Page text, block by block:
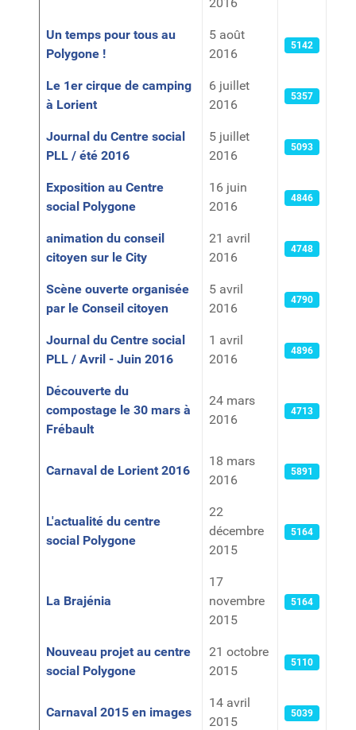
Un temps pour tous au
Polygone !
5 août
2016
5142
Le 1er cirque de camping
à Lorient
6 juillet
2016
5357
Journal du Centre social
PLL / été 2016
5 juillet
2016
5093
Exposition au Centre
social Polygone
16 juin
2016
4846
animation du conseil
citoyen sur le City
21 avril
2016
4748
Scène ouverte organisée
par le Conseil citoyen
5 avril
2016
4790
Journal du Centre social
PLL / Avril - Juin 2016
1 avril
2016
4896
Découverte du
compostage le 30 mars à
Frébault
24 mars
2016
4713
Carnaval de Lorient 2016
18 mars
2016
5891
L'actualité du centre
social Polygone
22
décembre
2015
5164
La Brajénia
17
novembre
2015
5164
Nouveau projet au centre
social Polygone
21 octobre
2015
5110
Carnaval 2015 en images
14 avril
2015
5039